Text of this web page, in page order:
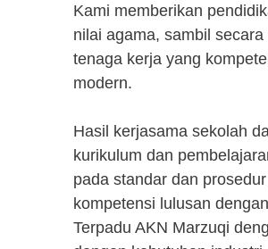
Kami memberikan
nilai agama, sambil
tenaga kerja yang
modern.
Hasil kerjasama sekolah
kurikulum dan
pada standar dan
kompetensi lulusan
Terpadu AKN Marzuqi